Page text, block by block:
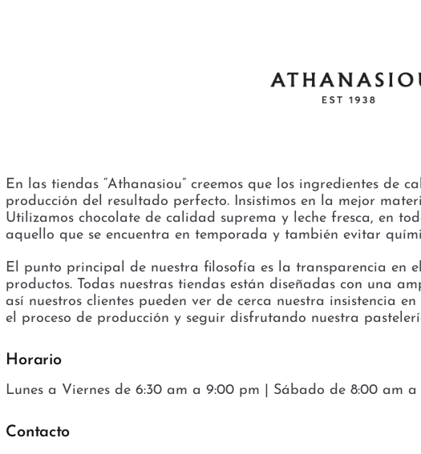
En las tiendas “Athanasiou” creemos que los ingredientes de
producción del resultado perfecto. Insistimos en la mejor
Utilizamos chocolate de calidad suprema y leche fresca, en
aquello que se encuentra en temporada y también evitar
El punto principal de nuestra filosofía es la transparencia en
productos. Todas nuestras tiendas están diseñadas con una
así nuestros clientes pueden ver de cerca nuestra insistencia
el proceso de producción y seguir disfrutando nuestra
Horario
Lunes a Viernes de 6:30 am a 9:00 pm | Sábado de 8:00 am
Contacto